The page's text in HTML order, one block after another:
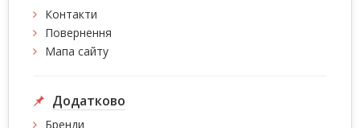
Контакти
Повернення
Мапа сайту
Додатково
Бренди